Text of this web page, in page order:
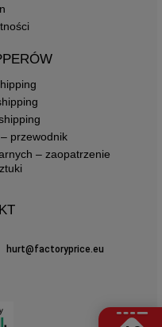
przewodnik
– zaopatrzenie
hurt@factoryprice.eu